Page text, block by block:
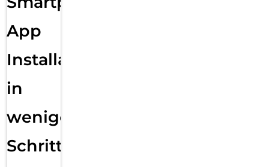
App
Installation
in
wenigen
Schritten